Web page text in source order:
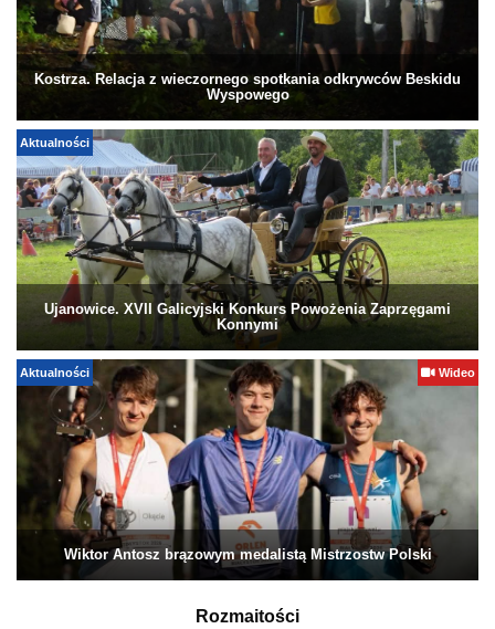
Kostrza. Relacja z wieczornego spotkania odkrywców Beskidu
Wyspowego
Aktualności
Ujanowice. XVII Galicyjski Konkurs Powożenia Zaprzęgami
Konnymi
Aktualności Wideo
Wiktor Antosz brązowym medalistą Mistrzostw Polski
Rozmaitości